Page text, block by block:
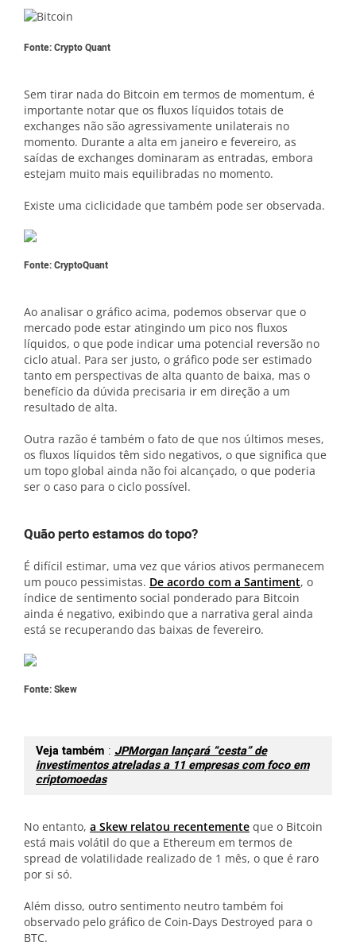
Fonte: Crypto Quant
Sem tirar nada do Bitcoin em termos de momentum, é
importante notar que os fluxos líquidos totais de
exchanges não são agressivamente unilaterais no
momento. Durante a alta em janeiro e fevereiro, as
saídas de exchanges dominaram as entradas, embora
estejam muito mais equilibradas no momento.
Existe uma ciclicidade que também pode ser observada.
Fonte: CryptoQuant
Ao analisar o gráfico acima, podemos observar que o
mercado pode estar atingindo um pico nos fluxos
líquidos, o que pode indicar uma potencial reversão no
ciclo atual. Para ser justo, o gráfico pode ser estimado
tanto em perspectivas de alta quanto de baixa, mas o
benefício da dúvida precisaria ir em direção a um
resultado de alta.
Outra razão é também o fato de que nos últimos meses,
os fluxos líquidos têm sido negativos, o que significa que
um topo global ainda não foi alcançado, o que poderia
ser o caso para o ciclo possível.
Quão perto estamos do topo?
É difícil estimar, uma vez que vários ativos permanecem
um pouco pessimistas. De acordo com a Santiment, o
índice de sentimento social ponderado para Bitcoin
ainda é negativo, exibindo que a narrativa geral ainda
está se recuperando das baixas de fevereiro.
Fonte: Skew
Veja também : JPMorgan lançará “cesta” de
investimentos atreladas a 11 empresas com foco em
criptomoedas
No entanto, a Skew relatou recentemente que o Bitcoin
está mais volátil do que a Ethereum em termos de
spread de volatilidade realizado de 1 mês, o que é raro
por si só.
Além disso, outro sentimento neutro também foi
observado pelo gráfico de Coin-Days Destroyed para o
BTC.